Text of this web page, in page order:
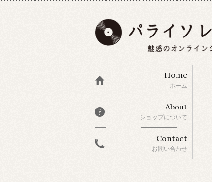
Home
ホーム
About
ショップについて
Contact
お問い合わせ